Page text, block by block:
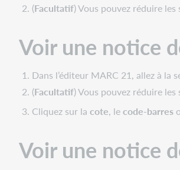
(Facultatif) Vous pouvez réduire
Voir une notice
Dans l’éditeur MARC 21, allez à la
(Facultatif) Vous pouvez réduire
Cliquez sur lacote, lecode-barres
Voir une notice